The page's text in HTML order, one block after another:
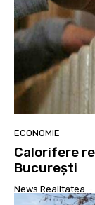
ECONOMIE
Calorifere
București
News Realitatea -